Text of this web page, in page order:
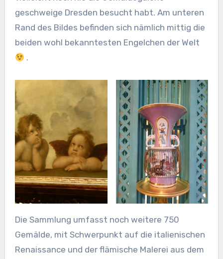
geschweige Dresden besucht habt. Am unteren
Rand des Bildes befinden sich nämlich mittig die
beiden wohl bekanntesten Engelchen der Welt
.
Die Sammlung umfasst noch weitere 750
Gemälde, mit Schwerpunkt auf die italienischen
Renaissance und der flämische Malerei aus dem